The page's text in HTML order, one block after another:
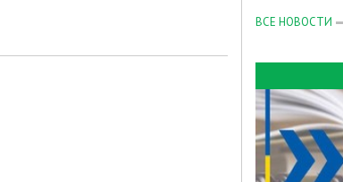
ВСЕ НОВОСТИ